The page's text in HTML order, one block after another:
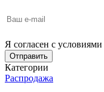
Я согласен с условиями
Отправить
Категории
Распродажа